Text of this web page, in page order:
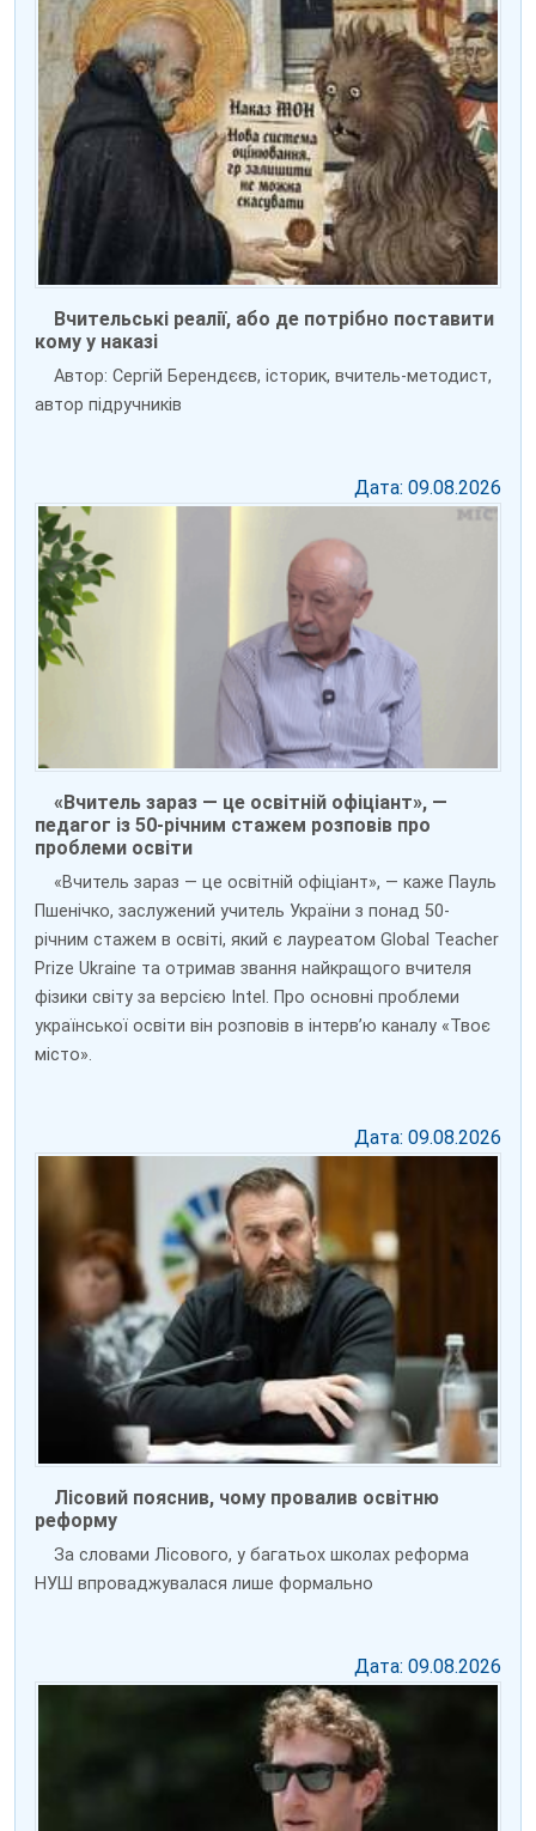
Вчительські реалії, або де потрібно поставити
кому у наказі
Автор: Сергій Берендєєв, історик, вчитель-методист,
автор підручників
Дата: 09.08.2026
«Вчитель зараз — це освітній офіціант», —
педагог із 50-річним стажем розповів про
проблеми освіти
«Вчитель зараз — це освітній офіціант», — каже Пауль
Пшенічко, заслужений учитель України з понад 50-
річним стажем в освіті, який є лауреатом Global Teacher
Prize Ukraine та отримав звання найкращого вчителя
фізики світу за версією Intel. Про основні проблеми
української освіти він розповів в інтерв’ю каналу «Твоє
місто».
Дата: 09.08.2026
Лісовий пояснив, чому провалив освітню
реформу
За словами Лісового, у багатьох школах реформа
НУШ впроваджувалася лише формально
Дата: 09.08.2026